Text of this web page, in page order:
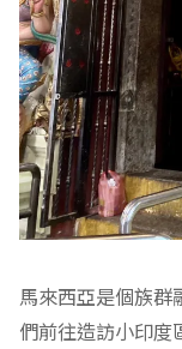
馬來西亞是個族群
們前往造訪小印度